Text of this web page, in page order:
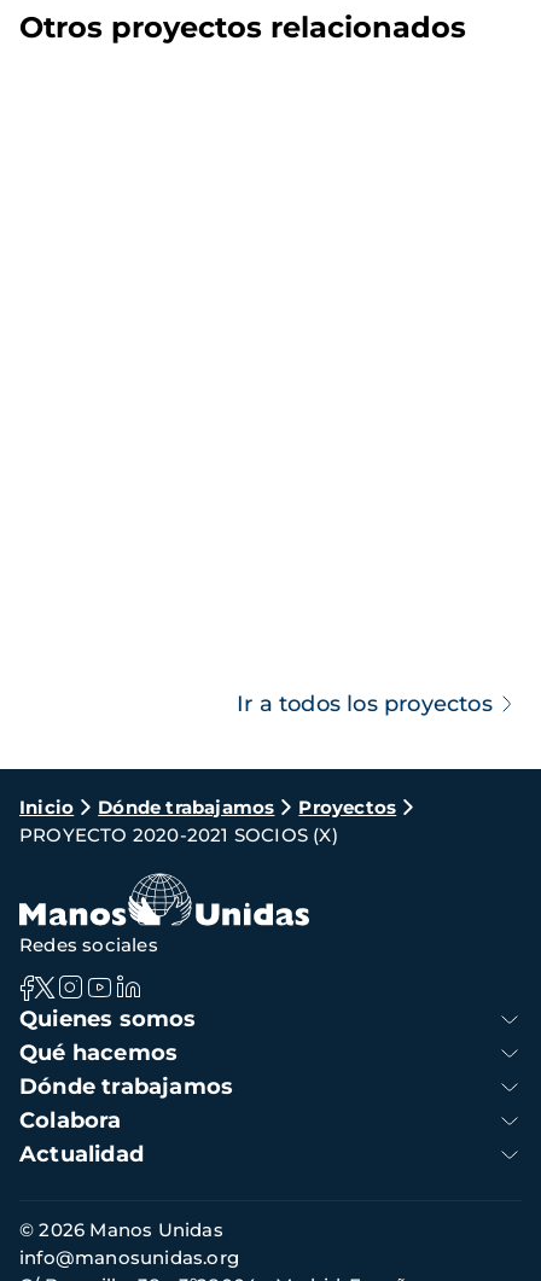
Otros proyectos relacionados
Ir a todos los proyectos
Ruta
de
navegación
Inicio Dónde trabajamos
Proyectos
PROYECTO 2020-2021 SOCIOS (X)
Navegación
principal
Quienes somos
Qué hacemos
Dónde trabajamos
Colabora
Actualidad
Redes sociales
Información
de
contacto
© 2026 Manos Unidas
info@manosunidas.org